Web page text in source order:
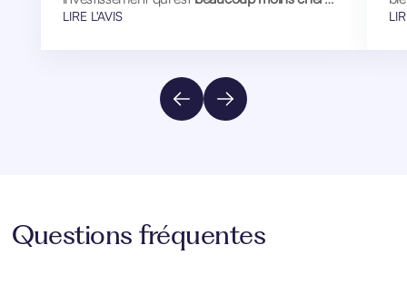
qu’un fiscaliste
LIRE L'AVIS
Questions fréquentes